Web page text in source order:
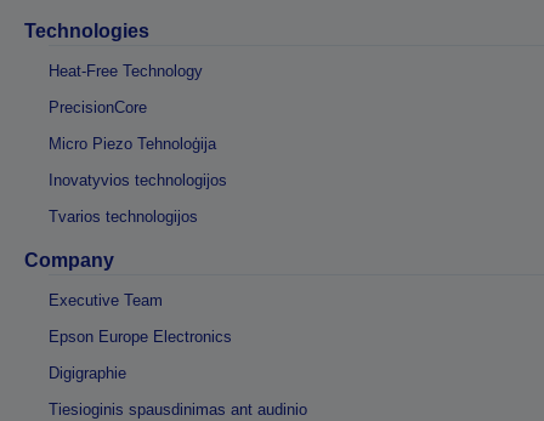
Technologies
Heat-Free Technology
PrecisionCore
Micro Piezo Tehnoloģija
Inovatyvios technologijos
Tvarios technologijos
Company
Executive Team
Epson Europe Electronics
Digigraphie
Tiesioginis spausdinimas ant audinio